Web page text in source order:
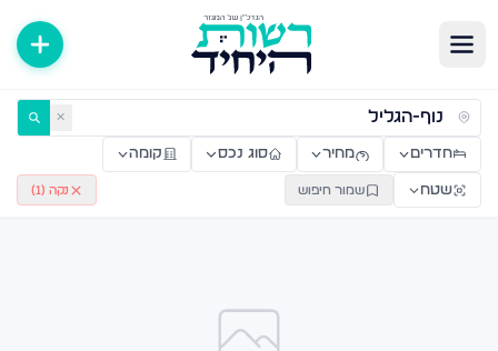
דירות למכירה ולהשכרה — רשות היחיד ✕
חדרים מחיר סוג נכס קומה
שטח שמור חיפוש נקה ( 1
)